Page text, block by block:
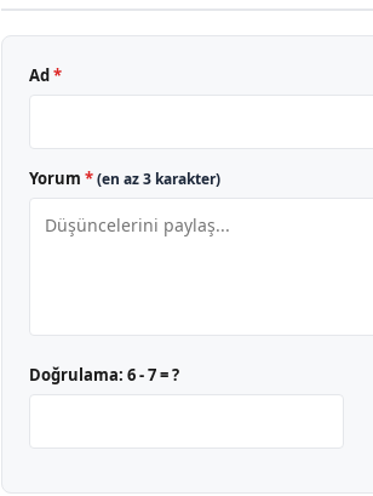
Ad*
Yorum *(en az 3 karakter)
Doğrulama: 6 - 7 = ?